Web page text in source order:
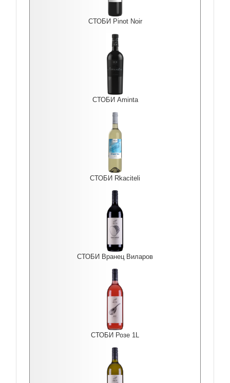
СТОБИ Pinot Noir
СТОБИ Aminta
СТОБИ Rkaciteli
СТОБИ Вранец Виларов
СТОБИ Розе 1L